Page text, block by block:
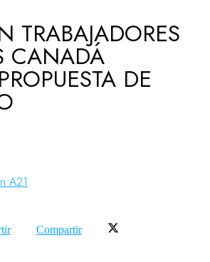
TRABAJADORES
CANADÁ
DE
A21
Compartir